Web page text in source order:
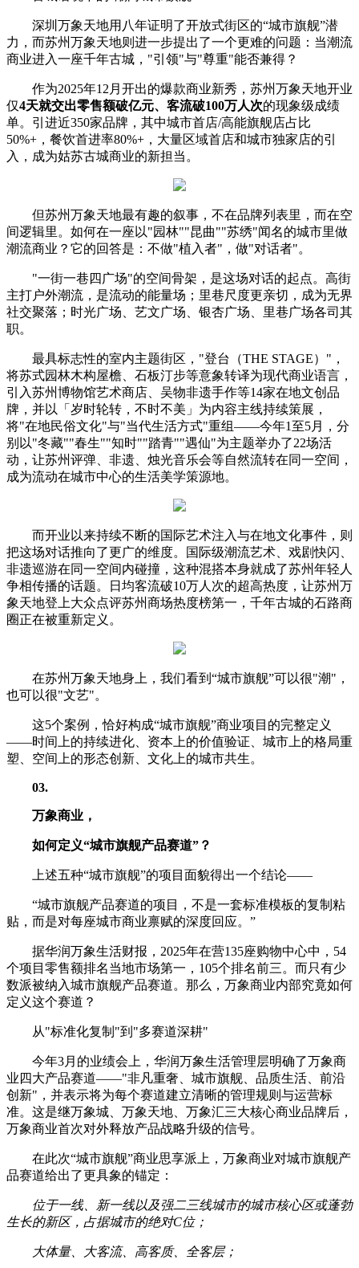
深圳万象天地用八年证明了开放式街区的“城市旗舰”潜
力，而苏州万象天地则进一步提出了一个更难的问题：当潮流
商业进入一座千年古城，"引领"与"尊重"能否兼得？
作为2025年12月开出的爆款商业新秀，苏州万象天地开业
仅4天就交出零售额破亿元、客流破100万人次的现象级成绩
单。引进近350家品牌，其中城市首店/高能旗舰店占比
50%+，餐饮首进率80%+，大量区域首店和城市独家店的引
入，成为姑苏古城商业的新担当。
但苏州万象天地最有趣的叙事，不在品牌列表里，而在空
间逻辑里。如何在一座以"园林""昆曲""苏绣"闻名的城市里做
潮流商业？它的回答是：不做"植入者"，做"对话者"。
"一街一巷四广场"的空间骨架，是这场对话的起点。高街
主打户外潮流，是流动的能量场；里巷尺度更亲切，成为无界
社交聚落；时光广场、艺文广场、银杏广场、里巷广场各司其
职。
最具标志性的室内主题街区，"登台（THE STAGE）"，
将苏式园林木构屋檐、石板汀步等意象转译为现代商业语言，
引入苏州博物馆艺术商店、吴物非遗手作等14家在地文创品
牌，并以「岁时轮转，不时不美」为内容主线持续策展，
将"在地民俗文化"与"当代生活方式"重组——今年1至5月，分
别以"冬藏""春生""知时""踏青""遇仙"为主题举办了22场活
动，让苏州评弹、非遗、烛光音乐会等自然流转在同一空间，
成为流动在城市中心的生活美学策源地。
而开业以来持续不断的国际艺术注入与在地文化事件，则
把这场对话推向了更广的维度。国际级潮流艺术、戏剧快闪、
非遗巡游在同一空间内碰撞，这种混搭本身就成了苏州年轻人
争相传播的话题。日均客流破10万人次的超高热度，让苏州万
象天地登上大众点评苏州商场热度榜第一，千年古城的石路商
圈正在被重新定义。
在苏州万象天地身上，我们看到“城市旗舰”可以很"潮"，
也可以很"文艺"。
这5个案例，恰好构成“城市旗舰”商业项目的完整定义
——时间上的持续进化、资本上的价值验证、城市上的格局重
塑、空间上的形态创新、文化上的城市共生。
03.
万象商业，
如何定义“城市旗舰产品赛道” ？
上述五种“城市旗舰”的项目面貌得出一个结论——
“城市旗舰产品赛道的项目，不是一套标准模板的复制粘
贴，而是对每座城市商业禀赋的深度回应。”
据华润万象生活财报，2025年在营135座购物中心中，54
个项目零售额排名当地市场第一，105个排名前三。而只有少
数派被纳入城市旗舰产品赛道。那么，万象商业内部究竟如何
定义这个赛道？
从"标准化复制"到"多赛道深耕"
今年3月的业绩会上，华润万象生活管理层明确了万象商
业四大产品赛道——"非凡重奢、城市旗舰、品质生活、前沿
创新"，并表示将为每个赛道建立清晰的管理规则与运营标
准。这是继万象城、万象天地、万象汇三大核心商业品牌后，
万象商业首次对外释放产品战略升级的信号。
在此次“城市旗舰”商业思享派上，万象商业对城市旗舰产
品赛道给出了更具象的锚定：
位于一线、新一线以及强二三线城市的城市核心区或蓬勃
生长的新区，占据城市的绝对C位；
大体量、大客流、高客质、全客层；